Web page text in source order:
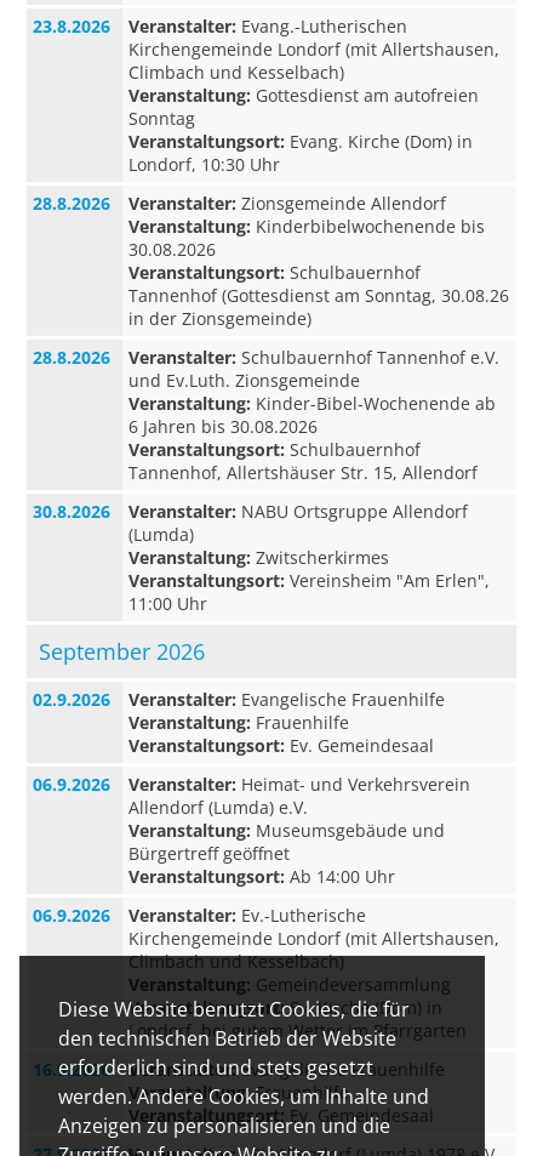
Diese Website benutzt Cookies, die für
den technischen Betrieb der Website
erforderlich sind und stets gesetzt
werden. Andere Cookies, um Inhalte und
Anzeigen zu personalisieren und die
23.8.2026
Veranstalter: Evang.-Lutherischen
Kirchengemeinde Londorf (mit Allertshausen,
Climbach und Kesselbach)
Veranstaltung: Gottesdienst am autofreien
Sonntag
Veranstaltungsort: Evang. Kirche (Dom) in
Londorf, 10:30 Uhr
28.8.2026
Veranstalter: Zionsgemeinde Allendorf
Veranstaltung: Kinderbibelwochenende bis
30.08.2026
Veranstaltungsort: Schulbauernhof
Tannenhof (Gottesdienst am Sonntag, 30.08.26
in der Zionsgemeinde)
28.8.2026
Veranstalter: Schulbauernhof Tannenhof e.V.
und Ev.Luth. Zionsgemeinde
Veranstaltung: Kinder-Bibel-Wochenende ab
6 Jahren bis 30.08.2026
Veranstaltungsort: Schulbauernhof
Tannenhof, Allertshäuser Str. 15, Allendorf
30.8.2026
Veranstalter: NABU Ortsgruppe Allendorf
(Lumda)
Veranstaltung: Zwitscherkirmes
Veranstaltungsort: Vereinsheim "Am Erlen",
11:00 Uhr
September 2026
02.9.2026 Veranstalter: Evangelische Frauenhilfe
Veranstaltung: Frauenhilfe
Veranstaltungsort: Ev. Gemeindesaal
06.9.2026
Veranstalter: Heimat- und Verkehrsverein
Allendorf (Lumda) e.V.
Veranstaltung: Museumsgebäude und
Bürgertreff geöffnet
Veranstaltungsort: Ab 14:00 Uhr
06.9.2026
Veranstalter: Ev.-Lutherische
Kirchengemeinde Londorf (mit Allertshausen,
Climbach und Kesselbach)
Veranstaltung: Gemeindeversammlung
Veranstaltungsort:Ev. Kirche (Dom) in
Londorf, bei gutem Wetter im Pfarrgarten
16.9.2026
Veranstalter:Evangelische Frauenhilfe
Veranstaltung:Frauenhilfe
Veranstaltungsort: Ev. Gemeindesaal